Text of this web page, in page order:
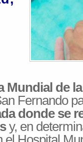
Mundial de
Fernando
donde se
y, en